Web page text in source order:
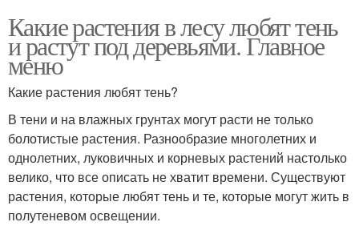
Какие растения в лесу любят тень
и растут под деревьями. Главное
меню
Какие растения любят тень?
В тени и на влажных грунтах могут расти не только
болотистые растения. Разнообразие многолетних и
однолетних, луковичных и корневых растений настолько
велико, что все описать не хватит времени. Существуют
растения, которые любят тень и те, которые могут жить в
полутеневом освещении.